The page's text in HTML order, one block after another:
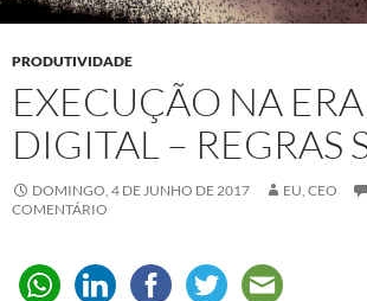
PRODUTIVIDADE
EXECUÇÃO NA
DIGITAL – REGRAS
DOMINGO, 4 DE JUNHO DE 2017 EU, CEO
COMENTÁRIO